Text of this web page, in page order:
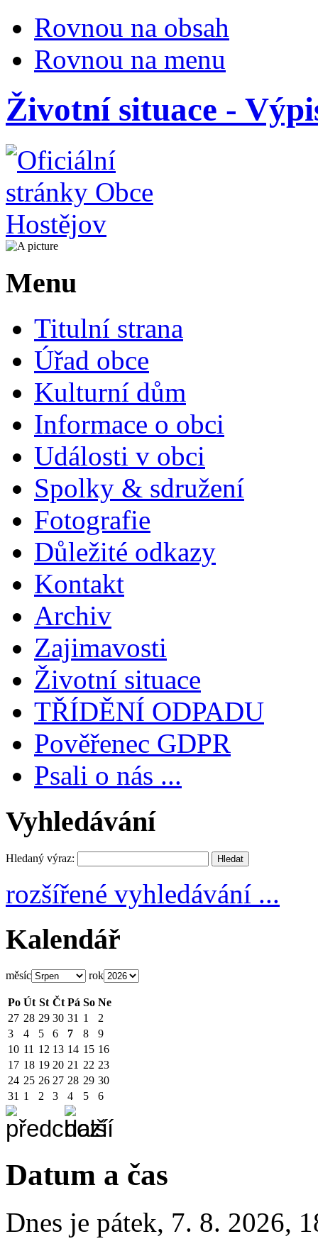
Rovnou na obsah
Rovnou na menu
Životní situace -
Menu
Titulní strana
Úřad obce
Kulturní dům
Informace o obci
Události v obci
Spolky & sdružení
Fotografie
Důležité odkazy
Kontakt
Archiv
Zajimavosti
Životní situace
TŘÍDĚNÍ ODPADU
Pověřenec GDPR
Psali o nás ...
Vyhledávání
Hledaný výraz:
rozšířené vyhledávání ...
Kalendář
měsíc rok
Po Út St Čt Pá So Ne
27 28 29 30 31 1
2
3
4 5 6 7 8
9
10 11 12 13 14 15 16
17 18 19 20 21 22 23
24 25 26 27 28 29 30
31 1 2 3 4 5 6
Datum a čas
Dnes je pátek, 7. 8. 2026,